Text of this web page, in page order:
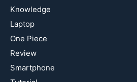
Knowledge
Laptop
One Piece
Review
Smartphone